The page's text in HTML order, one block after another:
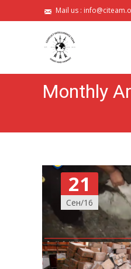
Mail us :
Monthly
21
Сен/16